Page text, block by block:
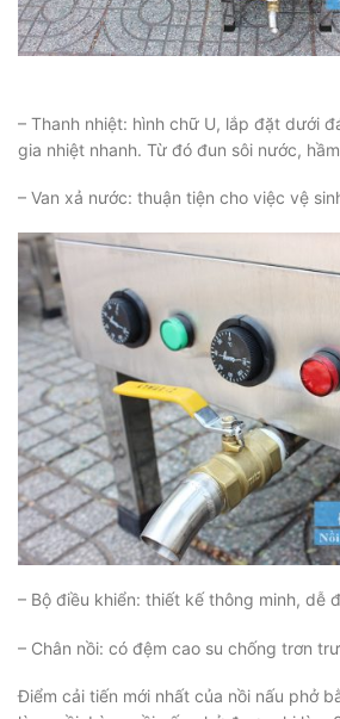
– Thanh nhiệt: hình chữ U, lắp đặt dưới
gia nhiệt nhanh. Từ đó đun sôi nước,
– Van xả nước: thuận tiện cho việc vệ
– Bộ điều khiển: thiết kế thông minh, dễ
– Chân nồi: có đệm cao su chống trơn
Điểm cải tiến mới nhất của nồi nấu phở